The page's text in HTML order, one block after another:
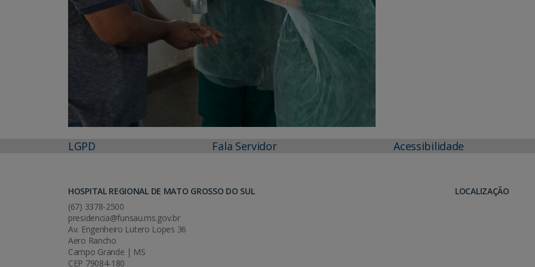
LGPD Fala Servidor Acessibilidade
HOSPITAL REGIONAL DE MATO GROSSO DO SUL
(67) 3378-2500
presidencia@funsau.ms.gov.br
Av. Engenheiro Lutero Lopes 36
Aero Rancho
Campo Grande | MS
CEP 79084-180
LOCALIZAÇÃO